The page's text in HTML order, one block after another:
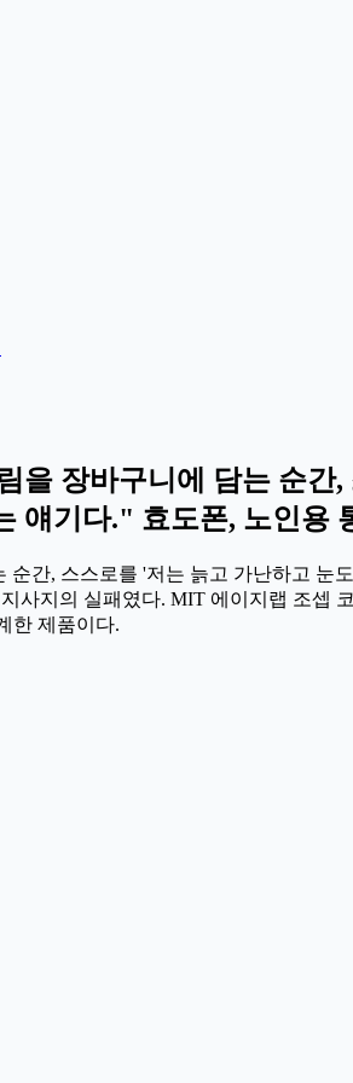
을 장바구니에 담는 순
얘기다." 효도폰, 노인용
간, 스스로를 '저는 늙고 가난하고
사지의 실패였다. MIT 에이지랩 조셉
한 제품이다.